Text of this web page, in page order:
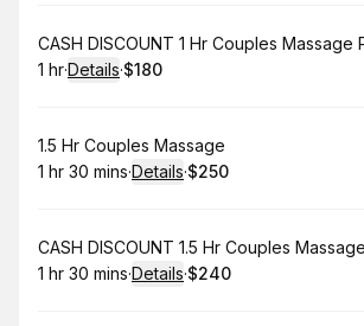
Book
CASH DISCOUNT 1 Hr Couples Massage
. Duration:
1 hr·Details·
. Price
$180
Book
1.5 Hr Couples Massage
. Duration:
1 hr 30 mins·Details·
.Price
$250
Book
CASH DISCOUNT 1.5 Hr Couples Massage
. Duration:
1 hr 30 mins·Details·
.Price
$240